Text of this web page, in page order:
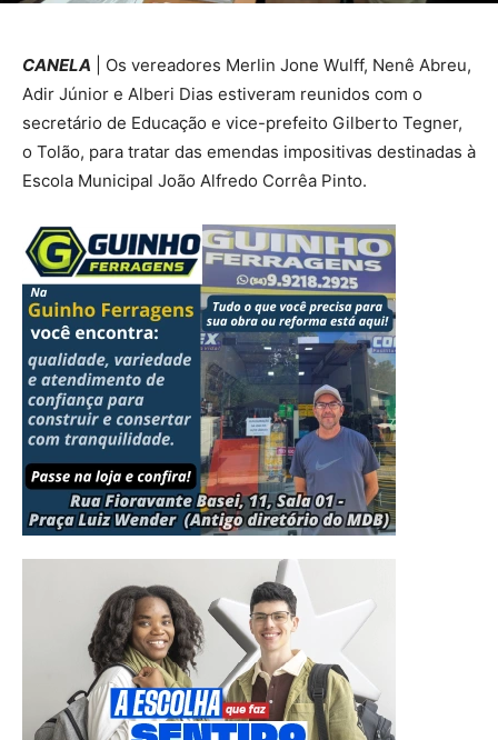
CANELA | Os vereadores Merlin Jone Wulff, Nenê Abreu,
Adir Júnior e Alberi Dias estiveram reunidos com o
secretário de Educação e vice-prefeito Gilberto Tegner,
o Tolão, para tratar das emendas impositivas destinadas à
Escola Municipal João Alfredo Corrêa Pinto.